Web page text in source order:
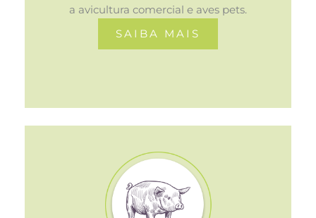
a avicultura comercial e aves pets.
SAIBA MAIS